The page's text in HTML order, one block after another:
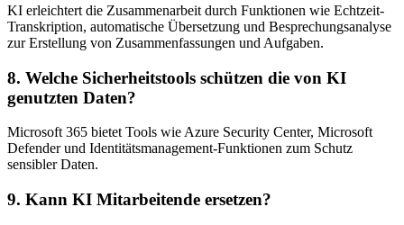
KI erleichtert die Zusammenarbeit durch Funktionen wie Echtzeit-
Transkription, automatische Übersetzung und Besprechungsanalyse
zur Erstellung von Zusammenfassungen und Aufgaben.
8. Welche Sicherheitstools schützen die von KI
genutzten Daten?
Microsoft 365 bietet Tools wie Azure Security Center, Microsoft
Defender und Identitätsmanagement-Funktionen zum Schutz
sensibler Daten.
9. Kann KI Mitarbeitende ersetzen?